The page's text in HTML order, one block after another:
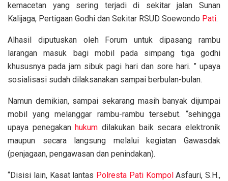
kemacetan yang sering terjadi di sekitar jalan Sunan
Kalijaga, Pertigaan Godhi dan Sekitar RSUD Soewondo Pati.
Alhasil diputuskan oleh Forum untuk dipasang rambu
larangan masuk bagi mobil pada simpang tiga godhi
khususnya pada jam sibuk pagi hari dan sore hari. ” upaya
sosialisasi sudah dilaksanakan sampai berbulan-bulan.
Namun demikian, sampai sekarang masih banyak dijumpai
mobil yang melanggar rambu-rambu tersebut. “sehingga
upaya penegakan hukum dilakukan baik secara elektronik
maupun secara langsung melalui kegiatan Gawasdak
(penjagaan, pengawasan dan penindakan).
“Disisi lain, Kasat lantas Polresta Pati Kompol Asfauri, S.H.,